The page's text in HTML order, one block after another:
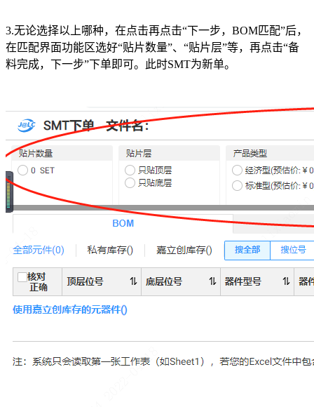
3.无论选择以上哪种，在点击再点击“下一步，BOM匹配”后，
在匹配界面功能区选好“贴片数量”、“贴片层”等，再点击“备
料完成，下一步”下单即可。此时SMT为新单。